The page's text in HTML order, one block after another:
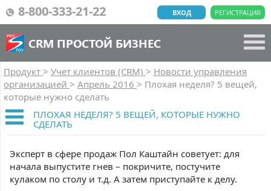
8-800-333-21-22 РЕГИСТРАЦИЯ
ВХОД
CRM ПРОСТОЙ БИЗНЕС
Продукт > Учет клиентов (CRM) > Новости управления
организацией > Апрель 2016 > Плохая неделя? 5 вещей,
которые нужно сделать
ПЛОХАЯ НЕДЕЛЯ? 5 ВЕЩЕЙ, КОТОРЫЕ НУЖНО
СДЕЛАТЬ
Эксперт в сфере продаж Пол Каштайн советует: для
начала выпустите гнев – покричите, постучите
кулаком по столу и т.д. А затем приступайте к делу.